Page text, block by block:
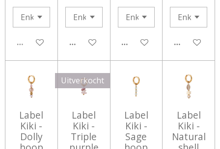
UITVERKOCHTIN WINKELWAGENIN WINKELWAGEN
IN
Label
Kiki -
Dolly
Uitverkocht
Label
Kiki -
Triple
Label
Kiki -
Sage
Label
Kiki -
Natural